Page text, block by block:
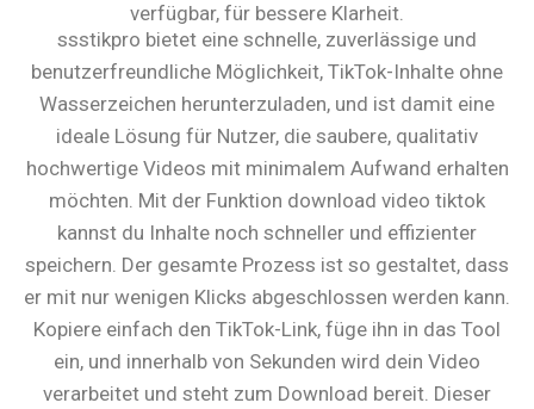
verfügbar, für bessere Klarheit.
ssstikpro bietet eine schnelle, zuverlässige und
benutzerfreundliche Möglichkeit, TikTok-Inhalte ohne
Wasserzeichen herunterzuladen, und ist damit eine
ideale Lösung für Nutzer, die saubere, qualitativ
hochwertige Videos mit minimalem Aufwand erhalten
möchten. Mit der Funktion download video tiktok
kannst du Inhalte noch schneller und effizienter
speichern. Der gesamte Prozess ist so gestaltet, dass
er mit nur wenigen Klicks abgeschlossen werden kann.
Kopiere einfach den TikTok-Link, füge ihn in das Tool
ein, und innerhalb von Sekunden wird dein Video
verarbeitet und steht zum Download bereit. Dieser